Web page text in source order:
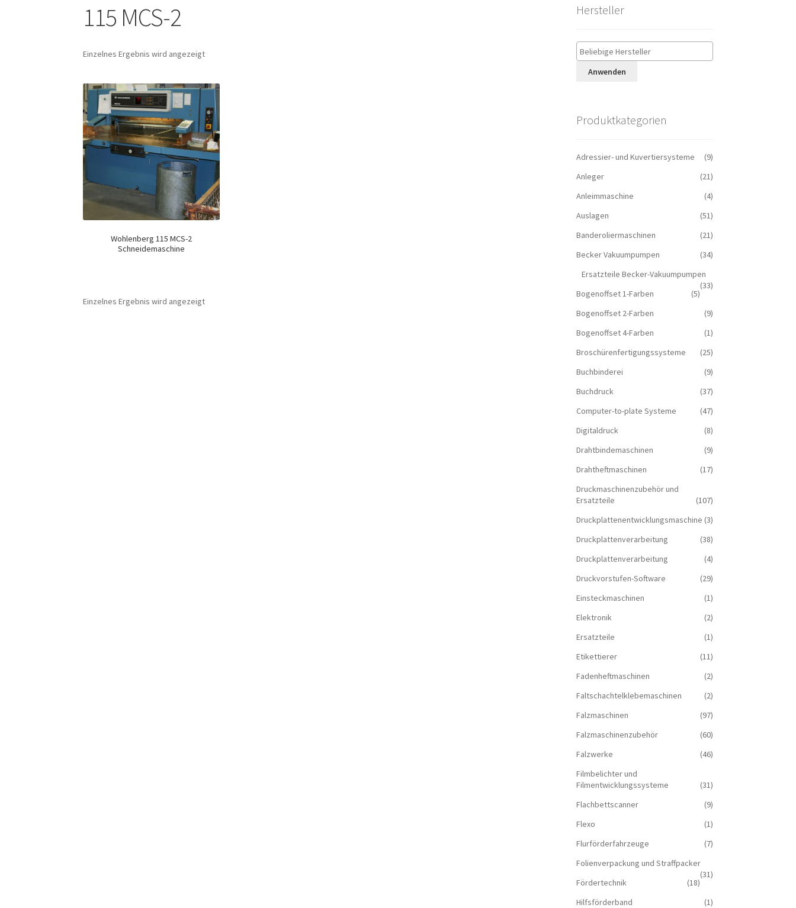
115 MCS-2
Einzelnes Ergebnis wird angezeigt
Wohlenberg 115 MCS-2
Schneidemaschine
Einzelnes Ergebnis wird angezeigt
Hersteller
Anwenden
Produktkategorien
Adressier- und Kuvertiersysteme
(9)
Anleger
(21)
Anleimmaschine
(4)
Auslagen
(51)
Banderoliermaschinen
(21)
Becker Vakuumpumpen
(34)
Ersatzteile Becker-Vakuumpumpen
(33)
Bogenoffset 1-Farben
(5)
Bogenoffset 2-Farben
(9)
Bogenoffset 4-Farben
(1)
Broschürenfertigungssysteme
(25)
Buchbinderei
(9)
Buchdruck
(37)
Computer-to-plate Systeme
(47)
Digitaldruck
(8)
Drahtbindemaschinen
(9)
Drahtheftmaschinen
(17)
Druckmaschinenzubehör und
Ersatzteile
(107)
Druckplattenentwicklungsmaschine (3)
Druckplattenverarbeitung
(38)
Druckplattenverarbeitung
(4)
Druckvorstufen-Software
(29)
Einsteckmaschinen
(1)
Elektronik
(2)
Ersatzteile
(1)
Etikettierer
(11)
Fadenheftmaschinen
(2)
Faltschachtelklebemaschinen
(2)
Falzmaschinen
(97)
Falzmaschinenzubehör
(60)
Falzwerke
(46)
Filmbelichter und
Filmentwicklungssysteme
(31)
Flachbettscanner
(9)
Flexo
(1)
Flurförderfahrzeuge
(7)
Folienverpackung und Straffpacker
(31)
Fördertechnik
(18)
Hilfsförderband
(1)